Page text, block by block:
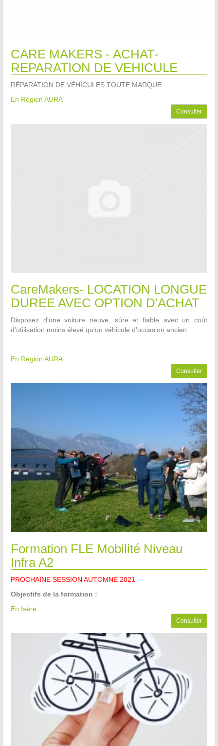
CARE MAKERS - ACHAT-
REPARATION DE VEHICULE
RÉPARATION DE VÉHICULES TOUTE MARQUE
En Région AURA
Consulter
CareMakers- LOCATION LONGUE
DUREE AVEC OPTION D'ACHAT
Disposez d'une voiture neuve, sûre et fiable avec un coût
d'utilisation moins élevé qu'un véhicule d'occasion ancien.
En Région AURA
Consulter
Formation FLE Mobilité Niveau
Infra A2
PROCHAINE SESSION AUTOMNE 2021
Objectifs de la formation :
En Isère
Consulter